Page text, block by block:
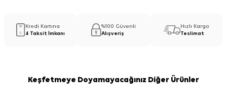
Kredi Kartına
4 Taksit İmkanı
%100 Güvenli
Alışveriş
Hızlı Kargo
Teslimat
Keşfetmeye Doyamayacağınız Diğer Ürünler